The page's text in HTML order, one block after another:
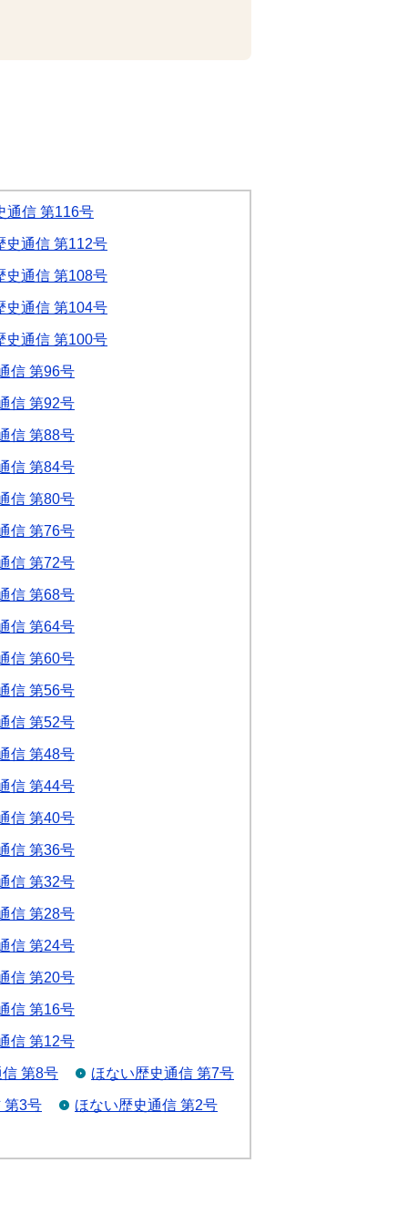
通信 第116号
史通信 第112号
史通信 第108号
史通信 第104号
史通信 第100号
信 第96号
信 第92号
信 第88号
信 第84号
信 第80号
信 第76号
信 第72号
信 第68号
信 第64号
信 第60号
信 第56号
信 第52号
信 第48号
信 第44号
信 第40号
信 第36号
信 第32号
信 第28号
信 第24号
信 第20号
信 第16号
信 第12号
第8号 ほない歴史通信 第7号
第3号 ほない歴史通信 第2号